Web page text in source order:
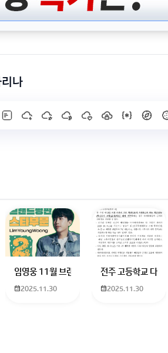
나
입니다 지금 제 내신이 5등급제 기준으로
스 호환 가능한가요? 16을 쓰고 있는데 일반
임영웅 11월 브랜드평판 순위 알고싶어요 임
2025.11.30
전주 고등학교 다
2025.11.30